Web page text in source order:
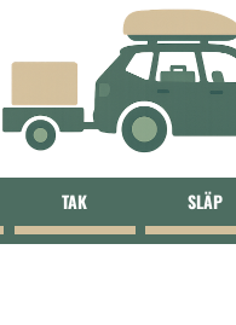
TAK SLÄP